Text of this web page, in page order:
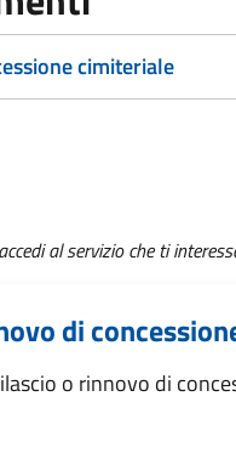
cimiteriale
al servizio che ti
di
o rinnovo di